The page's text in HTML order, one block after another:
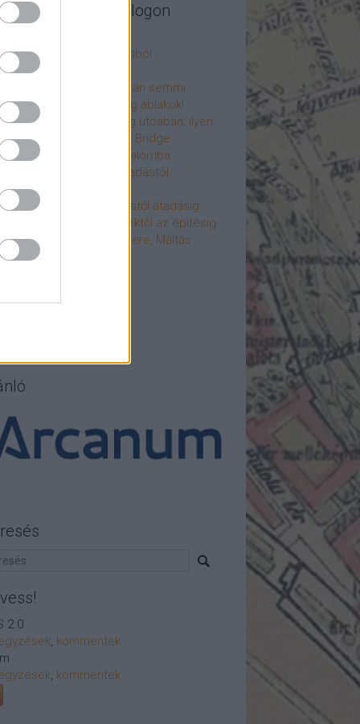
cikkek a blogon
fogorvosi rendelő a múltból
a 4-es metrón
tervezik, megígérik, aztán semmi
újjászülettek az ólomüveg ablakok!
terek a Mérleg utcában: ilyen
a Mamaison Hotel Chain Bridge
költözött a Hengermalomba
története: az átadástól
története: építéstől átadásig
története: ötletektől az építésig
elfeledett mestere, Máltás
2.0
, kommentek
, kommentek